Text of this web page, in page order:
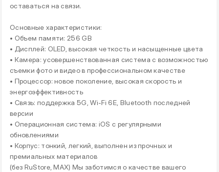
оставаться на связи.
Основные характеристики:
• Объем памяти: 256 GB
• Дисплей: OLED, высокая четкость и насыщенные цвета
• Камера: усовершенствованная система с возможностью
съемки фото и видео в профессиональном качестве
• Процессор: новое поколение, высокая скорость и
энергоэффективность
• Связь: поддержка 5G, Wi-Fi 6E, Bluetooth последней
версии
• Операционная система: iOS с регулярными
обновлениями
• Корпус: тонкий, легкий, выполнен из прочных и
премиальных материалов
(без RuStore, MAX) Мы заботимся о качестве вашего